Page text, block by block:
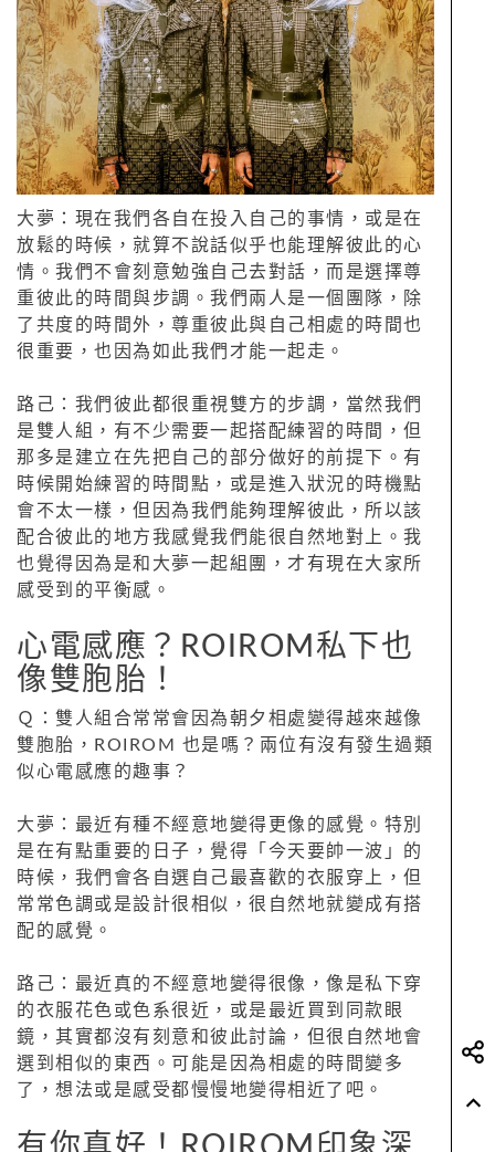
大夢：現在我們各自在投入自己的事情，或是在
放鬆的時候，就算不說話似乎也能理解彼此的心
情。我們不會刻意勉強自己去對話，而是選擇尊
重彼此的時間與步調。我們兩人是一個團隊，除
了共度的時間外，尊重彼此與自己相處的時間也
很重要，也因為如此我們才能一起走。
路己：我們彼此都很重視雙方的步調，當然我們
是雙人組，有不少需要一起搭配練習的時間，但
那多是建立在先把自己的部分做好的前提下。有
時候開始練習的時間點，或是進入狀況的時機點
會不太一樣，但因為我們能夠理解彼此，所以該
配合彼此的地方我感覺我們能很自然地對上。我
也覺得因為是和大夢一起組團，才有現在大家所
感受到的平衡感。
心電感應？ROIROM私下也
像雙胞胎！
Ｑ：雙人組合常常會因為朝夕相處變得越來越像
雙胞胎，ROIROM 也是嗎？兩位有沒有發生過類
似心電感應的趣事？
大夢：最近有種不經意地變得更像的感覺。特別
是在有點重要的日子，覺得「今天要帥一波」的
時候，我們會各自選自己最喜歡的衣服穿上，但
常常色調或是設計很相似，很自然地就變成有搭
配的感覺。
路己：最近真的不經意地變得很像，像是私下穿
的衣服花色或色系很近，或是最近買到同款眼
鏡，其實都沒有刻意和彼此討論，但很自然地會
選到相似的東西。可能是因為相處的時間變多
了，想法或是感受都慢慢地變得相近了吧。